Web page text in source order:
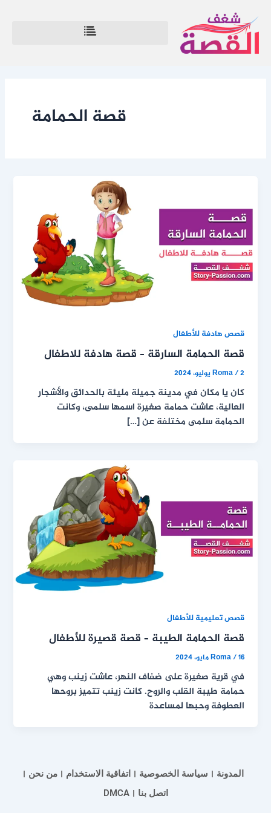
إلى
المحتوى
قصة الحمامة
قصص هادفة للأطفال
قصة الحمامة السارقة – قصة هادفة للاطفال
Roma/2 يوليو، 2024
كان يا مكان في مدينة جميلة مليئة بالحدائق والأشجار
العالية، عاشت حمامة صغيرة اسمها سلمى، وكانت
الحمامة سلمى مختلفة عن […]
قصص تعليمية للأطفال
قصة الحمامة الطيبة – قصة قصيرة للأطفال
Roma/16 مايو، 2024
في قرية صغيرة على ضفاف النهر، عاشت زينب وهي
حمامة طيبة القلب والروح. كانت زينب تتميز بروحها
العطوفة وحبها لمساعدة
المدونة سياسة الخصوصية اتفاقية الاستخدام
من نحن
اتصل بنا
DMCA